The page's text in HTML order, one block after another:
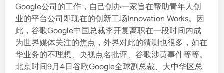
Google公司的工作，自己创办一家旨在帮助青年人创
业的平台公司即现在的创新工场Innovation Works。因
此，谷歌Google中国总裁李开复离职在一段时间内成
为世界媒体关注的焦点，外界对此的猜测也很多，如在
华业务的不理想、央视点名批评、谷歌涉黄事件等等。
北京时间9月4日谷歌Google全球副总裁、大中华区总